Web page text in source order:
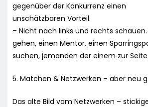
gegenüber der Konkurrenz einen
unschätzbaren Vorteil.
– Nicht nach links und rechts
gehen, einen Mentor, einen
suchen, jemanden der einem zur
5. Matchen & Netzwerken – aber neu
Das alte Bild vom Netzwerken –